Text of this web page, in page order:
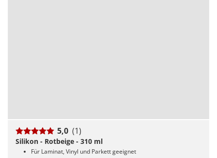
5,0 (1)
Silikon - Rotbeige - 310 ml
Für Laminat, Vinyl und Parkett geeignet